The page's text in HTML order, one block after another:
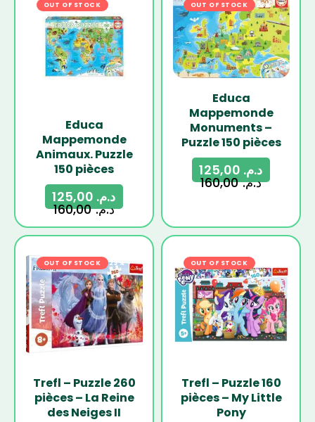
OUT OF STOCK -22%
Educa
Mappemonde
Animaux. Puzzle
150 pièces
د.م.160,00
د.م.
OUT OF STOCK -22%
Educa
Mappemonde
Monuments –
Puzzle 150 pièces
د.م.160,00
د.م.
OUT OF STOCK -23%
Trefl – Puzzle 260
pièces – La Reine
des Neiges II
OUT OF STOCK -19%
Trefl – Puzzle 160
pièces – My Little
Pony